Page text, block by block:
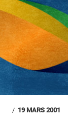
/ 19 MARS 2001